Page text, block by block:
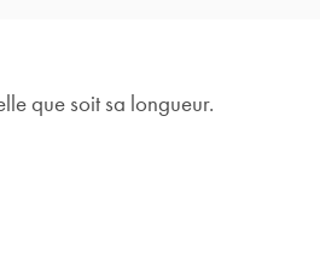
que soit sa longueur.